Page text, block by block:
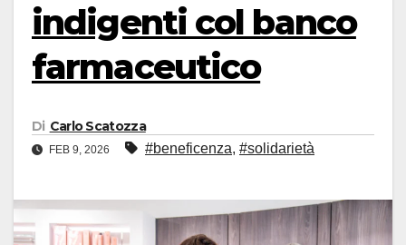
indigenti col banco
farmaceutico
Di Carlo Scatozza
FEB 9, 2026 #beneficenza, #solidarietà